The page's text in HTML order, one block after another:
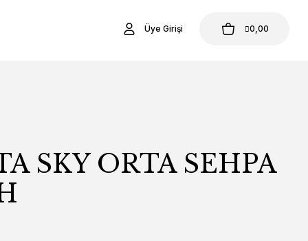
Üye Girişi 0,00
SKY ORTA SEHPA